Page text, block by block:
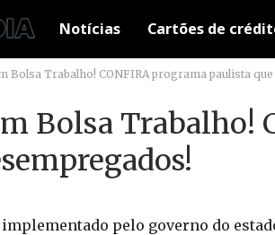
Notícias Cartões de
Bolsa Trabalho! CONFIRA programa paulista
Bolsa Trabalho!
implementado pelo governo do